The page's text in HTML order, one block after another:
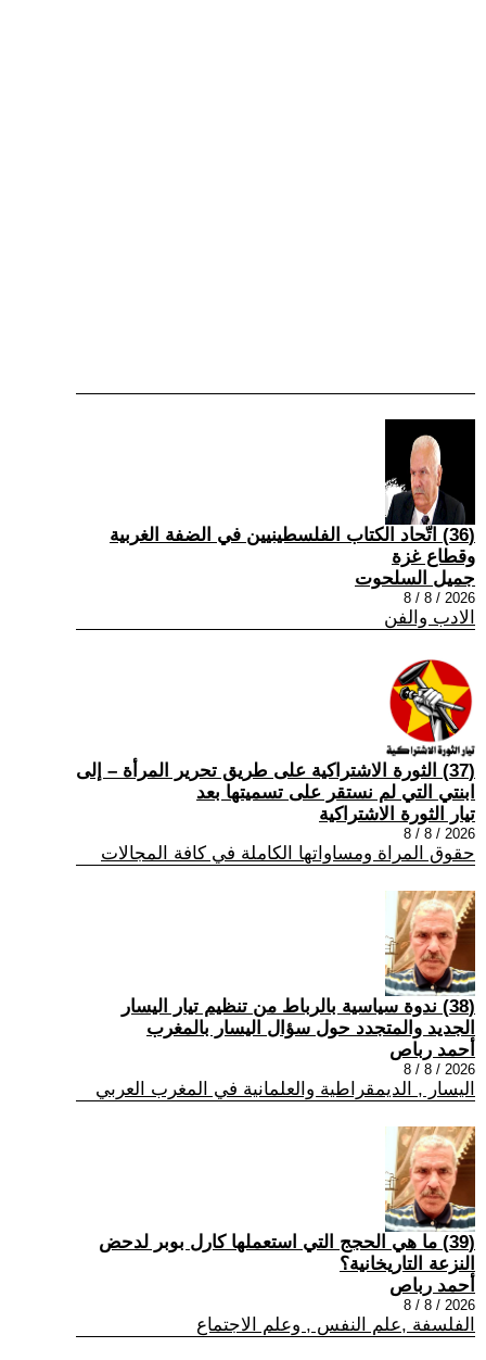
(36) اتّحاد الكتاب الفلسطينيين في الضفة الغربية
وقطاع غزة
جميل السلحوت
2026 / 8 / 8
الادب والفن
(37) الثورة الاشتراكية على طريق تحرير المرأة – إلى
ابنتي التي لم نستقر على تسميتها بعد
تيار الثورة الاشتراكية
2026 / 8 / 8
حقوق المراة ومساواتها الكاملة في كافة المجالات
(38) ندوة سياسية بالرباط من تنظيم تيار اليسار
الجديد والمتجدد حول سؤال اليسار بالمغرب
أحمد رباص
2026 / 8 / 8
اليسار , الديمقراطية والعلمانية في المغرب العربي
(39) ما هي الحجج التي استعملها كارل بوبر لدحض
النزعة التاريخانية؟
أحمد رباص
2026 / 8 / 8
الفلسفة ,علم النفس , وعلم الاجتماع